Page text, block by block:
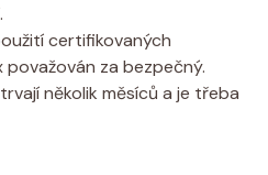
certifikovaných
za bezpečný.
několik měsíců a je třeba